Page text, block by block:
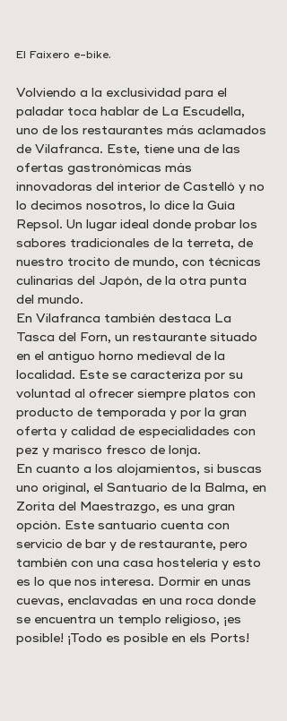
El Faixero e-bike.
Volviendo a la exclusividad para el
paladar toca hablar de La Escudella,
uno de los restaurantes más aclamados
de Vilafranca. Este, tiene una de las
ofertas gastronómicas más
innovadoras del interior de Castelló y no
lo decimos nosotros, lo dice la Guía
Repsol. Un lugar ideal donde probar los
sabores tradicionales de la terreta, de
nuestro trocito de mundo, con técnicas
culinarias del Japón, de la otra punta
del mundo.
En Vilafranca también destaca La
Tasca del Forn, un restaurante situado
en el antiguo horno medieval de la
localidad. Este se caracteriza por su
voluntad al ofrecer siempre platos con
producto de temporada y por la gran
oferta y calidad de especialidades con
pez y marisco fresco de lonja.
En cuanto a los alojamientos, si buscas
uno original, el Santuario de la Balma, en
Zorita del Maestrazgo, es una gran
opción. Este santuario cuenta con
servicio de bar y de restaurante, pero
también con una casa hostelería y esto
es lo que nos interesa. Dormir en unas
cuevas, enclavadas en una roca donde
se encuentra un templo religioso, ¡es
posible! ¡Todo es posible en els Ports!